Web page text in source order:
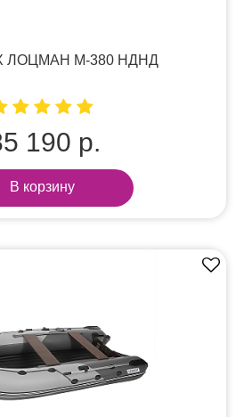
ЛОЦМАН М-380 НДНД
190 р.
В корзину